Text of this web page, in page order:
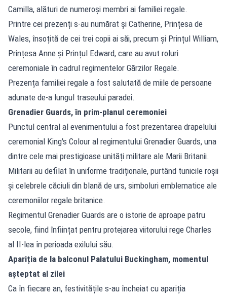
Camilla, alături de numeroși membri ai familiei regale.
Printre cei prezenți s-au numărat și Catherine, Prințesa de
Wales, însoțită de cei trei copii ai săi, precum și Prințul William,
Prințesa Anne și Prințul Edward, care au avut roluri
ceremoniale în cadrul regimentelor Gărzilor Regale.
Prezența familiei regale a fost salutată de miile de persoane
adunate de-a lungul traseului paradei.
Grenadier Guards, în prim-planul ceremoniei
Punctul central al evenimentului a fost prezentarea drapelului
ceremonial King's Colour al regimentului Grenadier Guards, una
dintre cele mai prestigioase unități militare ale Marii Britanii.
Militarii au defilat în uniforme tradiționale, purtând tunicile roșii
și celebrele căciuli din blană de urs, simboluri emblematice ale
ceremoniilor regale britanice.
Regimentul Grenadier Guards are o istorie de aproape patru
secole, fiind înființat pentru protejarea viitorului rege Charles
al II-lea în perioada exilului său.
Apariția de la balconul Palatului Buckingham, momentul
așteptat al zilei
Ca în fiecare an, festivitățile s-au încheiat cu apariția